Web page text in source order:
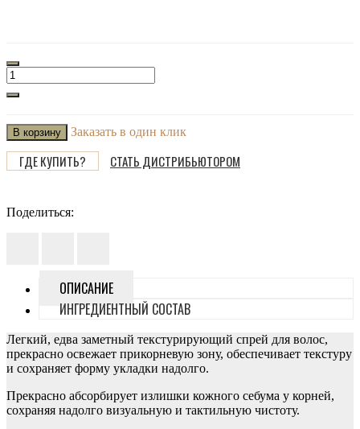
В корзину Заказать в один клик
ГДЕ КУПИТЬ? СТАТЬ ДИСТРИБЬЮТОРОМ
Поделиться:
ОПИСАНИЕ
ИНГРЕДИЕНТНЫЙ СОСТАВ
Легкий, едва заметный текстурирующий спрей для волос,
прекрасно освежает прикорневую зону, обеспечивает текстуру
и сохраняет форму укладки надолго.
Прекрасно абсорбирует излишки кожного себума у корней,
сохраняя надолго визуальную и тактильную чистоту.